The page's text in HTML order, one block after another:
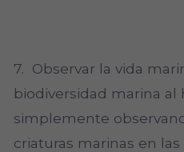
7. Observar la vida
biodiversidad marina al
simplemente
criaturas marinas en